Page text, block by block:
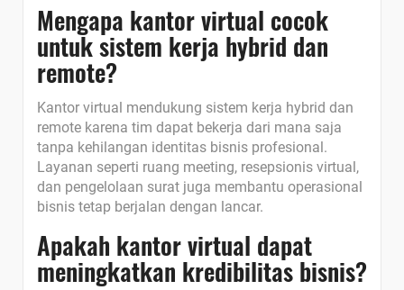
Mengapa kantor virtual cocok
untuk sistem kerja hybrid dan
remote?
Kantor virtual mendukung sistem kerja hybrid dan
remote karena tim dapat bekerja dari mana saja
tanpa kehilangan identitas bisnis profesional.
Layanan seperti ruang meeting, resepsionis virtual,
dan pengelolaan surat juga membantu operasional
bisnis tetap berjalan dengan lancar.
Apakah kantor virtual dapat
meningkatkan kredibilitas bisnis?